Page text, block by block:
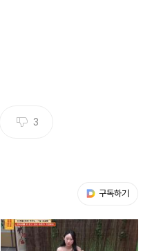
3
구독하기